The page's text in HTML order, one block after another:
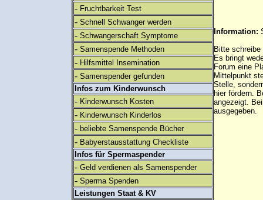
- Fruchtbarkeit Test
- Schnell Schwanger werden
- Schwangerschaft Symptome
- Samenspende Methoden
- Hilfsmittel Insemination
- Samenspender gefunden
Infos zum Kinderwunsch
- Kinderwunsch Kosten
- Kinderwunsch Kinderlos
- beliebte Samenspende Bücher
- Babyerstausstattung Checkliste
Infos für Spermaspender
- Geld verdienen als Samenspender
- Sperma Spenden
Leistungen Staat & KV
Information:
Bitte
Es bringt
Forum eine
Mittelpunkt
Stelle,
hier fördern.
angezeigt.
ausgegeben.